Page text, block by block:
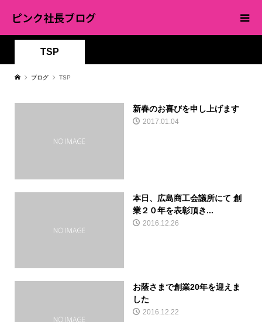
ピンク社長ブログ
TSP
ブログ TSP
新春のお喜びを申し上げます
2017.01.04
本日、広島商工会議所にて 創
業２０年を表彰頂き...
2016.12.26
お蔭さまで創業20年を迎えま
した
2016.12.22